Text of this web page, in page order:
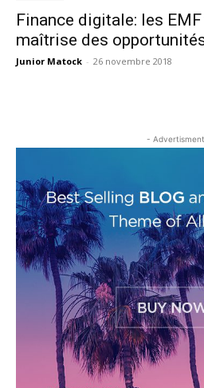
Finance digitale: les
maîtrise des
Junior Matock - 26 novembre 2018
-